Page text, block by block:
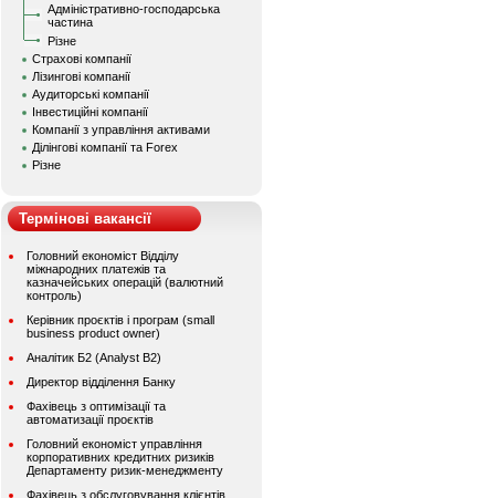
Адміністративно-господарська
частина
Різне
Страхові компанії
Лізингові компанії
Аудиторські компанії
Інвестиційні компанії
Компанії з управління активами
Ділінгові компанії та Forex
Різне
Термінові вакансії
Головний економіст Відділу
міжнародних платежів та
казначейських операцій (валютний
контроль)
Керівник проєктів і програм (small
business product owner)
Аналітик Б2 (Analyst B2)
Директор відділення Банку
Фахівець з оптимізації та
автоматизації проєктів
Головний економіст управління
корпоративних кредитних ризиків
Департаменту ризик-менеджменту
Фахівець з обслуговування клієнтів